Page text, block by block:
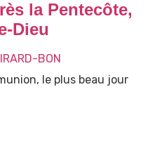
la Pentecôte,
Dieu
BON
le plus beau jour